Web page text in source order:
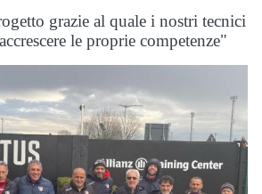
grazie al quale i nostri tecnici
le proprie competenze"